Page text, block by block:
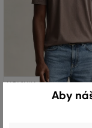
NOVINKA
Aby